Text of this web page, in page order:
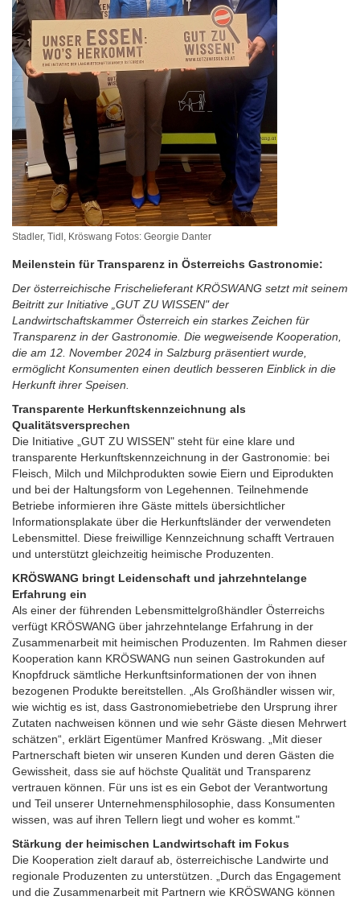
Stadler, Tidl, Kröswang Fotos: Georgie Danter
Meilenstein für Transparenz in Österreichs Gastronomie:
Der österreichische Frischelieferant KRÖSWANG setzt mit seinem
Beitritt zur Initiative „GUT ZU WISSEN" der
Landwirtschaftskammer Österreich ein starkes Zeichen für
Transparenz in der Gastronomie. Die wegweisende Kooperation,
die am 12. November 2024 in Salzburg präsentiert wurde,
ermöglicht Konsumenten einen deutlich besseren Einblick in die
Herkunft ihrer Speisen.
Transparente Herkunftskennzeichnung als
Qualitätsversprechen
Die Initiative „GUT ZU WISSEN" steht für eine klare und
transparente Herkunftskennzeichnung in der Gastronomie: bei
Fleisch, Milch und Milchprodukten sowie Eiern und Eiprodukten
und bei der Haltungsform von Legehennen. Teilnehmende
Betriebe informieren ihre Gäste mittels übersichtlicher
Informationsplakate über die Herkunftsländer der verwendeten
Lebensmittel. Diese freiwillige Kennzeichnung schafft Vertrauen
und unterstützt gleichzeitig heimische Produzenten.
KRÖSWANG bringt Leidenschaft und jahrzehntelange
Erfahrung ein
Als einer der führenden Lebensmittelgroßhändler Österreichs
verfügt KRÖSWANG über jahrzehntelange Erfahrung in der
Zusammenarbeit mit heimischen Produzenten. Im Rahmen dieser
Kooperation kann KRÖSWANG nun seinen Gastrokunden auf
Knopfdruck sämtliche Herkunftsinformationen der von ihnen
bezogenen Produkte bereitstellen. „Als Großhändler wissen wir,
wie wichtig es ist, dass Gastronomiebetriebe den Ursprung ihrer
Zutaten nachweisen können und wie sehr Gäste diesen Mehrwert
schätzen“, erklärt Eigentümer Manfred Kröswang. „Mit dieser
Partnerschaft bieten wir unseren Kunden und deren Gästen die
Gewissheit, dass sie auf höchste Qualität und Transparenz
vertrauen können. Für uns ist es ein Gebot der Verantwortung
und Teil unserer Unternehmensphilosophie, dass Konsumenten
wissen, was auf ihren Tellern liegt und woher es kommt."
Stärkung der heimischen Landwirtschaft im Fokus
Die Kooperation zielt darauf ab, österreichische Landwirte und
regionale Produzenten zu unterstützen. „Durch das Engagement
und die Zusammenarbeit mit Partnern wie KRÖSWANG können